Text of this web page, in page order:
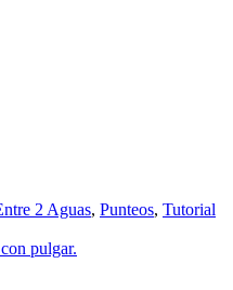
2 Aguas, Punteos, Tutorial
pulgar.